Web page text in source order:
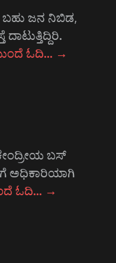
ಬಹು ಜನ ನಿಬಿಡ,
ಓದಿ… →
ಬಸ್
ಅಧಿಕಾರಿಯಾಗಿ
ಓದಿ… →